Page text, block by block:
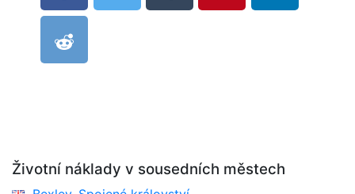
Životní náklady v sousedních městech